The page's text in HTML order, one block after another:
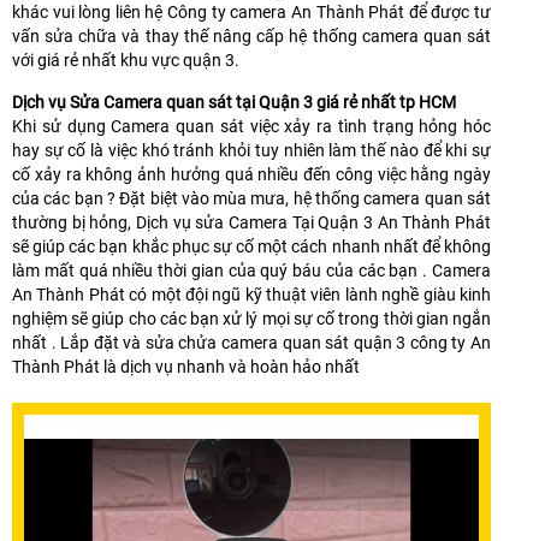
khác vui lòng liên hệ Công ty camera An Thành Phát để được tư
vấn sửa chữa và thay thế nâng cấp hệ thống camera quan sát
với giá rẻ nhất khu vực quận 3.
Dịch vụ Sửa Camera quan sát tại Quận 3 giá rẻ nhất tp HCM
Khi sử dụng Camera quan sát việc xảy ra tình trạng hỏng hóc
hay sự cố là việc khó tránh khỏi tuy nhiên làm thế nào để khi sự
cố xảy ra không ảnh hưởng quá nhiều đến công việc hằng ngày
của các bạn ? Đặt biệt vào mùa mưa, hệ thống camera quan sát
thường bị hỏng, Dịch vụ sửa Camera Tại Quận 3 An Thành Phát
sẽ giúp các bạn khắc phục sự cố một cách nhanh nhất để không
làm mất quá nhiều thời gian của quý báu của các bạn . Camera
An Thành Phát có một đội ngũ kỹ thuật viên lành nghề giàu kinh
nghiệm sẽ giúp cho các bạn xử lý mọi sự cố trong thời gian ngắn
nhất . Lắp đặt và sửa chửa camera quan sát quận 3 công ty An
Thành Phát là dịch vụ nhanh và hoàn hảo nhất